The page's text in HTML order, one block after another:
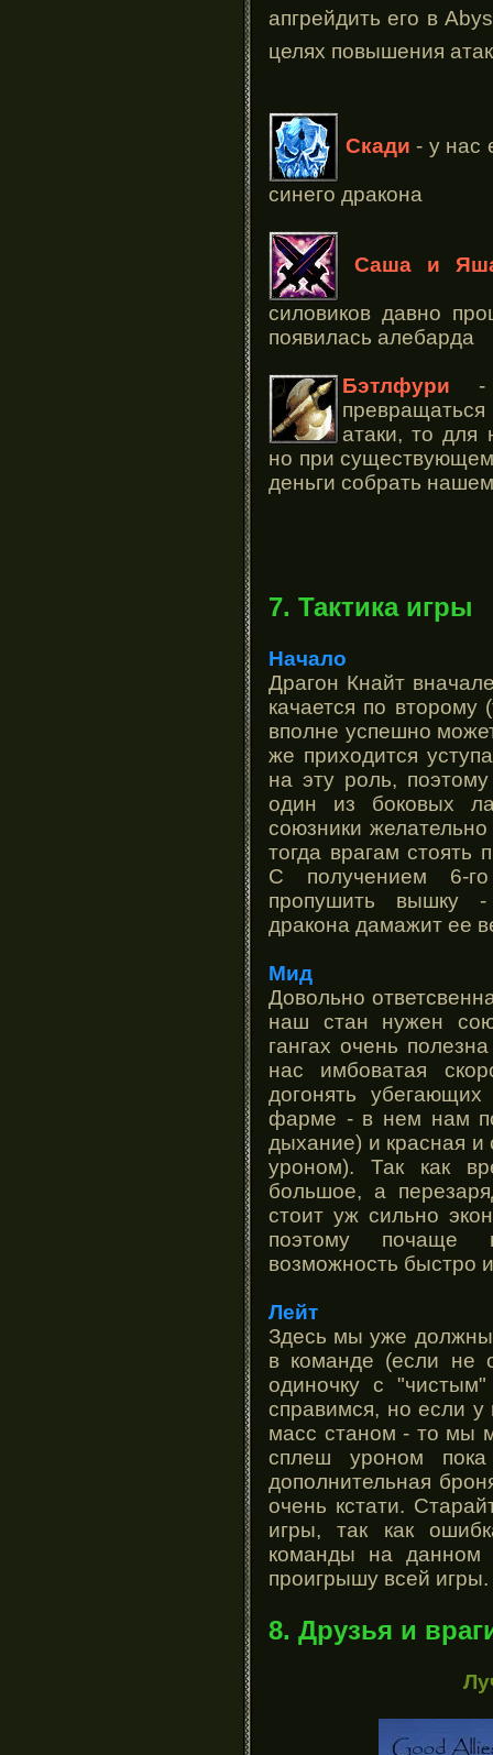
апгрейдить его в
целях повышения
Скади - у нас
синего дракона
Саша и
силовиков давно
появилась алебарда
Бэтлфури -
атаки, то
но при
деньги собрать
7. Тактика игры
Начало
Драгон Кнайт
качается по второму
вполне успешно
же приходится
на эту роль,
один из боковых
союзники
тогда врагам стоять
С получением 6-
пропушить вышку -
дракона дамажит ее
Мид
Довольно
наш стан нужен
гангах очень
нас имбоватая
догонять
фарме - в нем нам
дыхание) и красная
уроном). Так как
большое, а
стоит уж сильно
поэтому почаще
возможность быстро
Лейт
Здесь мы уже должны
в команде (если не
одиночку с
справимся, но если у
масс станом - то мы
сплеш уроном
дополнительная
очень кстати.
игры, так как
команды на данном
проигрышу всей игры.
8. Друзья и